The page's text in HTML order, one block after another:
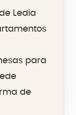
Ledia
para
de